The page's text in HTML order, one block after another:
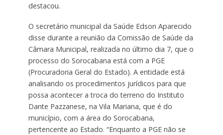
destacou.
O secretário municipal da Saúde Edson Aparecido
disse durante a reunião da Comissão de Saúde da
Câmara Municipal, realizada no último dia 7, que o
processo do Sorocabana está com a PGE
(Procuradoria Geral do Estado). A entidade está
analisando os procedimentos jurídicos para que
possa acontecer a troca do terreno do Instituto
Dante Pazzanese, na Vila Mariana, que é do
município, com a área do Sorocabana,
pertencente ao Estado. “Enquanto a PGE não se